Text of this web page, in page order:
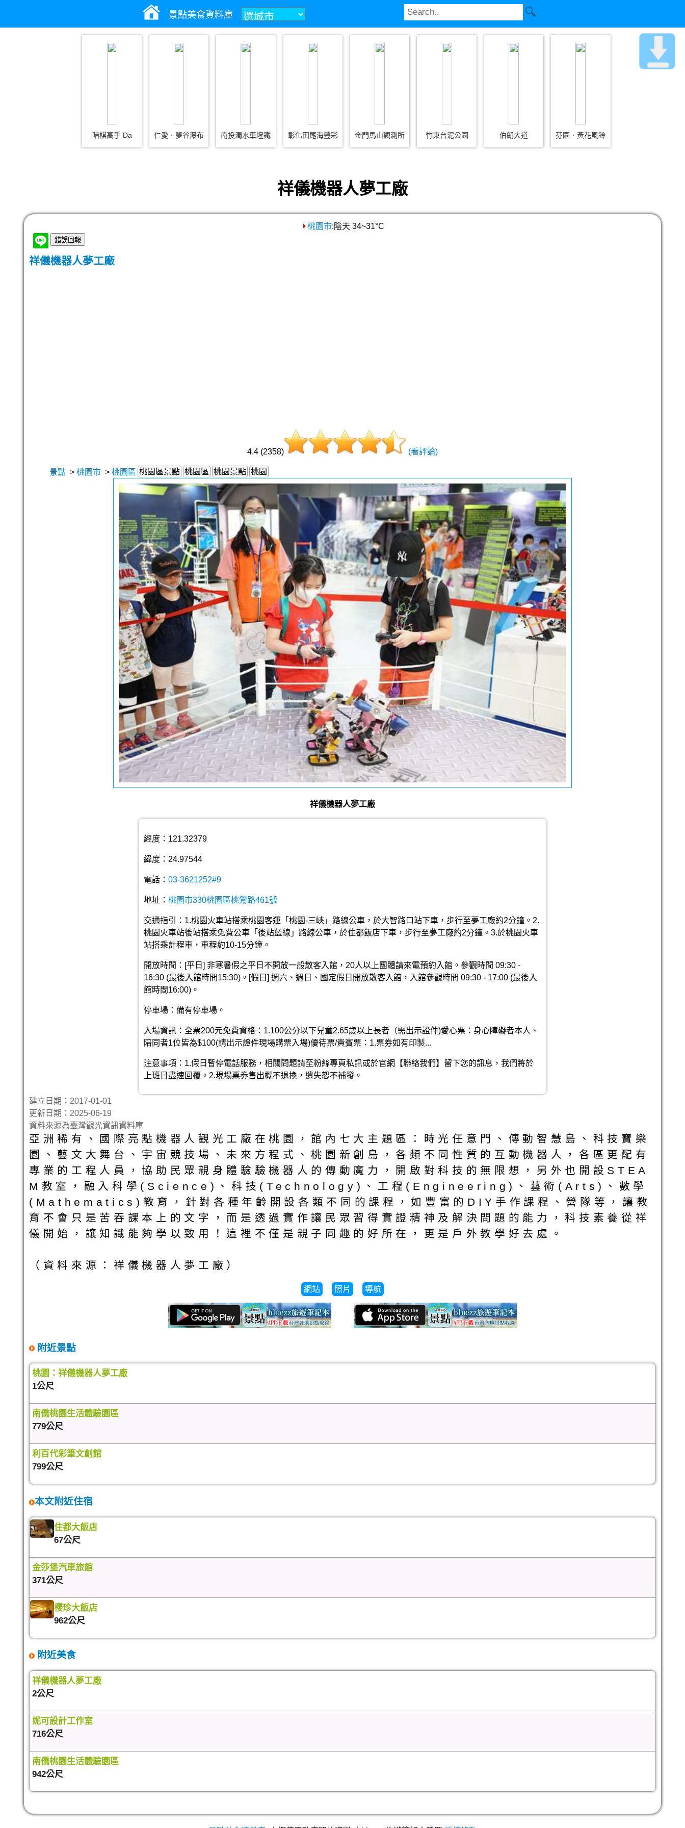
景點美食資料庫
暗棋高手 Da 仁愛．夢谷瀑布 南投濁水車埕鐵 彰化田尾海豐彩 金門馬山觀測所 竹東台泥公園 伯朗大道 芬園．黃花風鈴
祥儀機器人夢工廠
桃園市:陰天 34~31°C
祥儀機器人夢工廠
4.4 (2358) (看評論)
景點 > 桃園市 > 桃園區 桃園區景點 桃園區 桃園景點 桃園
祥儀機器人夢工廠
經度：121.32379
緯度：24.97544
電話： 03-3621252#9
地址： 桃園市330桃園區桃鶯路461號
交通指引：1.桃園火車站搭乘桃園客運「桃園-三峽」路線公車，於大智路口站下車，步行至夢工廠約2分鐘。2.
桃園火車站後站搭乘免費公車「後站藍線」路線公車，於住都飯店下車，步行至夢工廠約2分鐘。3.於桃園火車
站搭乘計程車，車程約10-15分鐘。
開放時間：[平日] 非寒暑假之平日不開放一般散客入館，20人以上團體請來電預約入館。參觀時間 09:30 -
16:30 (最後入館時間15:30)。[假日] 週六、週日、國定假日開放散客入館，入館參觀時間 09:30 - 17:00 (最後入
館時間16:00)。
停車場：備有停車場。
入場資訊：全票200元免費資格：1.100公分以下兒童2.65歲以上長者（需出示證件)愛心票：身心障礙者本人、
陪同者1位皆為$100(請出示證件現場購票入場)優待票/貴賓票：1.票券如有印製...
注意事項：1.假日暫停電話服務，相關問題請至粉絲專頁私訊或於官網【聯絡我們】留下您的訊息，我們將於
上班日盡速回覆。2.現場票券售出概不退換，遺失恕不補發。
建立日期：2017-01-01
更新日期：2025-06-19
資料來源為臺灣觀光資訊資料庫
亞洲稀有、國際亮點機器人觀光工廠在桃園，館內七大主題區：時光任意門、傳動智慧島、科技寶樂
園、藝文大舞台、宇宙競技場、未來方程式、桃園新創島，各類不同性質的互動機器人，各區更配有
專業的工程人員，協助民眾親身體驗驗機器人的傳動魔力，開啟對科技的無限想，另外也開設STEA
M教室，融入科學(Science)、科技(Technology)、工程(Engineering)、藝術(Arts)、數學
(Mathematics)教育，針對各種年齡開設各類不同的課程，如豐富的DIY手作課程、營隊等，讓教
育不會只是苦吞課本上的文字，而是透過實作讓民眾習得實證精神及解決問題的能力，科技素養從祥
儀開始，讓知識能夠學以致用！這裡不僅是親子同趣的好所在，更是戶外教學好去處。
（資料來源：祥儀機器人夢工廠）
網站 照片 導航
附近景點
桃園：祥儀機器人夢工廠
1公尺
南僑桃園生活體驗園區
779公尺
利百代彩筆文創館
799公尺
本文附近住宿
住都大飯店
67公尺
金莎堡汽車旅館
371公尺
櫻珍大飯店
962公尺
附近美食
祥儀機器人夢工廠
2公尺
妮可設計工作室
716公尺
南僑桃園生活體驗園區
942公尺